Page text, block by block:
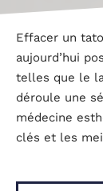
Effacer un
aujourd’hui
telles que le
déroule une
médecine
clés et les